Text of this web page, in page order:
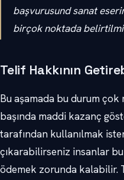
başvurusund sanat
birçok noktada
Telif Hakkının
Bu aşamada bu durum çok
başında maddi kazanç
tarafından kullanılmak
çıkarabilirseniz insanlar
ödemek zorunda kalabilir.